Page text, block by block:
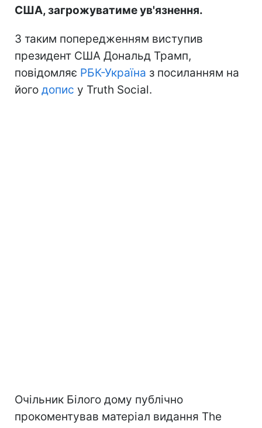
США, загрожуватиме ув'язнення.
З таким попередженням виступив
президент США Дональд Трамп,
повідомляє РБК-Україна з посиланням на
його допис у Truth Social.
Очільник Білого дому публічно
прокоментував матеріал видання The